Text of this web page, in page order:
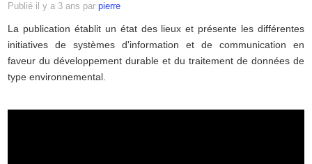
ATELIERS ▼
CONTRIBUEZ
Publié il y a 3 ans parpierre
La publication établit un état des lieux et présente les différentes
initiatives de systèmes d'information et de communication en
faveur du développement durable et du traitement de données de
type environnemental.